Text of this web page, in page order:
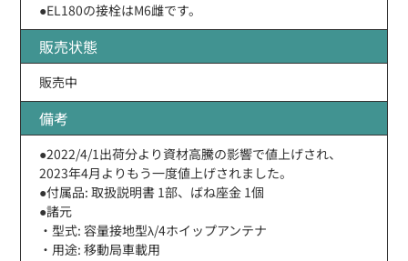
●EL180の接栓はM6雌です。
販売状態
販売中
備考
●2022/4/1出荷分より資材高騰の影響で値上げされ、
2023年4月よりもう一度値上げされました。
●付属品: 取扱説明書 1部、ばね座金 1個
●諸元
・型式: 容量接地型λ/4ホイップアンテナ
・用途: 移動局車載用